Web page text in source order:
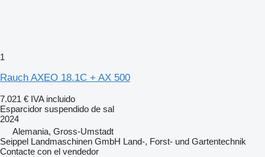
1
Rauch AXEO 18.1C + AX 500
7.021 € IVA incluido
Esparcidor suspendido de sal
2024
Alemania, Gross-Umstadt
Seippel Landmaschinen GmbH Land-, Forst- und Gartentechnik
Contacte con el vendedor